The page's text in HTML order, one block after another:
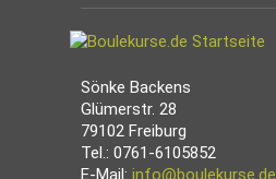
Sönke Backens
Glümerstr. 28
79102 Freiburg
Tel.: 0761-6105852
E-Mail: info@boulekurse.de